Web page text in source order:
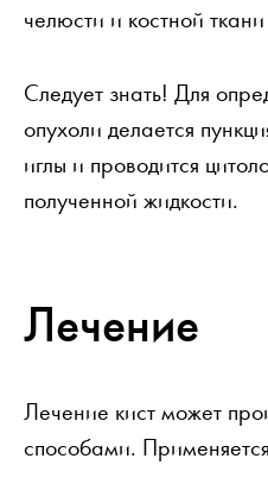
челюсти и костной
Следует знать! Для
опухоли делается
иглы и проводится
полученной жидкости.
Лечение
Лечение кист может
способами.